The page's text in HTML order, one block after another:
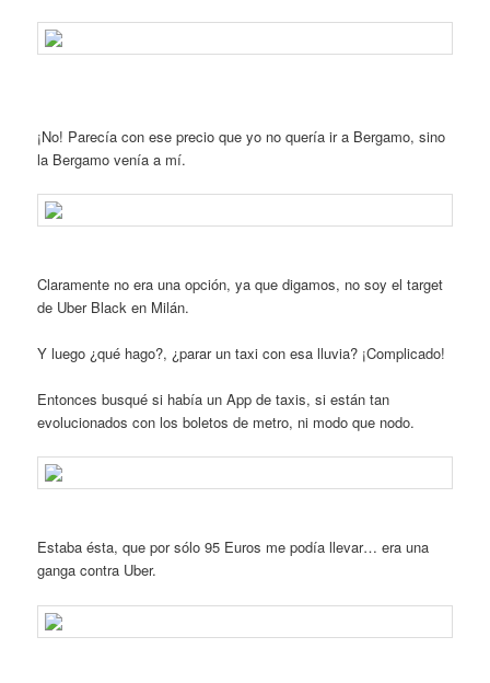
¡No! Parecía con ese precio que yo no quería ir a Bergamo, sino
la Bergamo venía a mí.
Claramente no era una opción, ya que digamos, no soy el target
de Uber Black en Milán.
Y luego ¿qué hago?, ¿parar un taxi con esa lluvia? ¡Complicado!
Entonces busqué si había un App de taxis, si están tan
evolucionados con los boletos de metro, ni modo que nodo.
Estaba ésta, que por sólo 95 Euros me podía llevar… era una
ganga contra Uber.